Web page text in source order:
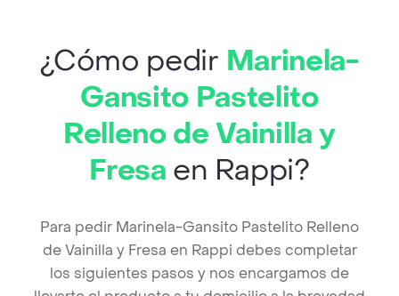
¿Cómo pedir Marinela-
Gansito Pastelito
Relleno de Vainilla y
Fresa en Rappi?
Para pedir Marinela-Gansito Pastelito Relleno
de Vainilla y Fresa en Rappi debes completar
los siguientes pasos y nos encargamos de